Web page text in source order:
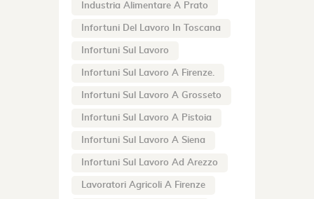
Industria Alimentare A Prato
Infortuni Del Lavoro In Toscana
Infortuni Sul Lavoro
Infortuni Sul Lavoro A Firenze.
Infortuni Sul Lavoro A Grosseto
Infortuni Sul Lavoro A Pistoia
Infortuni Sul Lavoro A Siena
Infortuni Sul Lavoro Ad Arezzo
Lavoratori Agricoli A Firenze